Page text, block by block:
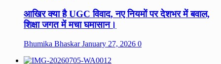
आखिर क्या है UGC विवाद, नए नियमों पर देशभर में बवाल,
शिक्षा जगत में मचा घमासान।
Bhumika BhaskarJanuary 27, 2026 0